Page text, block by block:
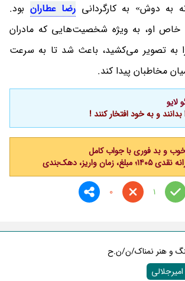
به دوش» به کارگردانی رضا عطاران بود.
او، به ویژه شخصیت‌هایی که مادران
به تصویر می‌کشید، باعث شد تا به سرعت
مخاطبان پیدا کند.
لایو
و به خود افتخار کنند !
خوب و بد فوری با جواب کامل
زمان واریز، دهک‌بندی
1
0
و هنر نمناک/ن/ن.ح